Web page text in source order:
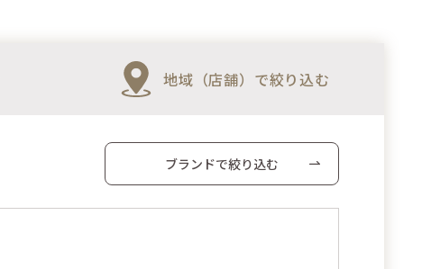
地域（店舗）で絞り込む
ブランドで絞り込む